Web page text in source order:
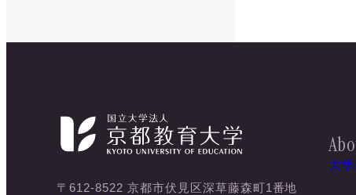
〒612-8522 京都市伏見区深草藤森町1番地
大